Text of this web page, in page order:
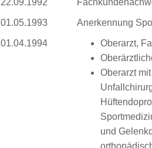
22.09.1992
01.05.1993 Anerkennung
01.04.1994
Oberarzt,
Oberarzt
und